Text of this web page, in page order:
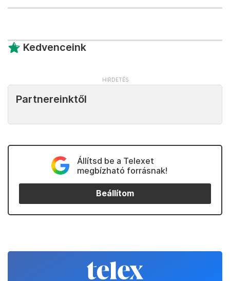
Kedvenceink
Partnereinktől
Állítsd be a Telexet
megbízható forrásnak!
Beállítom